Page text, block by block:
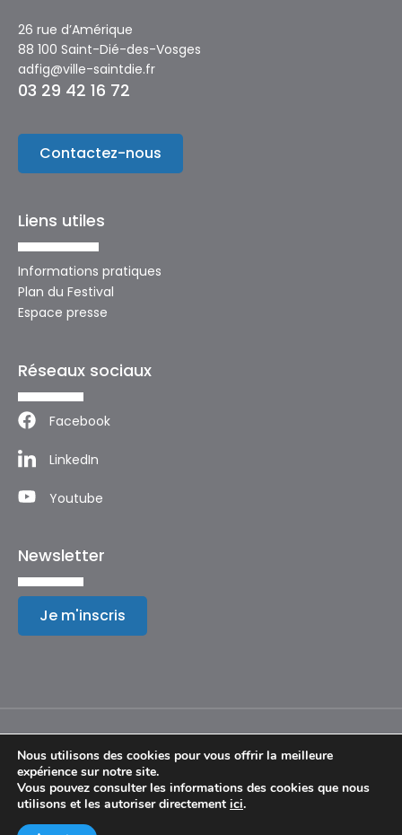
26 rue d’Amérique
88 100 Saint-Dié-des-Vosges
adfig@ville-saintdie.fr
03 29 42 16 72
Contactez-nous
Liens utiles
Informations pratiques
Plan du Festival
Espace presse
Réseaux sociaux
Facebook
LinkedIn
Youtube
Newsletter
Je m'inscris
© Copyright 2024 – Festival International de Géographie
Mentions légales
Nous utilisons des cookies pour vous offrir la meilleure
expérience sur notre site.
Vous pouvez consulter les informations des cookies que nous
utilisons et les autoriser directement ici.